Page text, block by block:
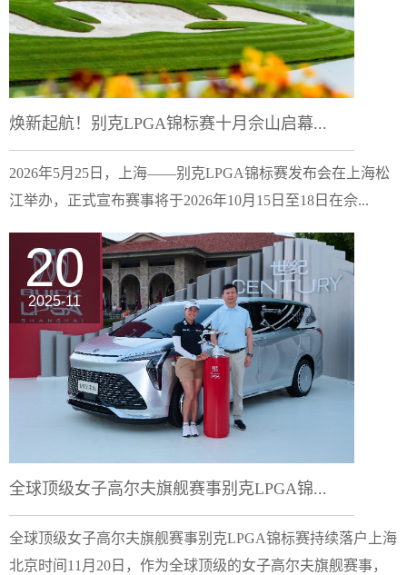
焕新起航！别克LPGA锦标赛十月佘山启幕...
2026年5月25日，上海——别克LPGA锦标赛发布会在上海松
江举办，正式宣布赛事将于2026年10月15日至18日在佘...
20
2025-11
全球顶级女子高尔夫旗舰赛事别克LPGA锦...
全球顶级女子高尔夫旗舰赛事别克LPGA锦标赛持续落户上海
北京时间11月20日，作为全球顶级的女子高尔夫旗舰赛事，